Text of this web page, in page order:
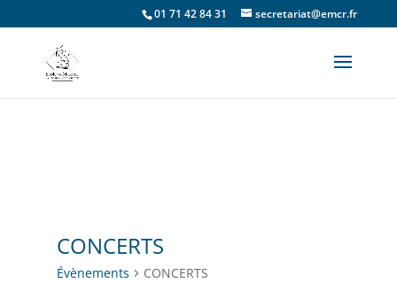
01 71 42 84 31 secretariat@emcr.fr
CONCERTS
Évènements CONCERTS